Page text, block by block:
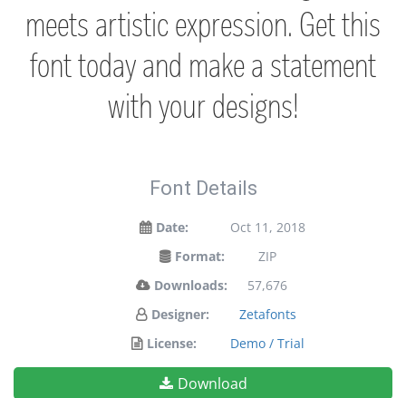
meets artistic expression. Get this
font today and make a statement
with your designs!
Font Details
Date:
Oct 11, 2018
Format:
ZIP
Downloads:
57,676
Designer:
Zetafonts
License:
Demo / Trial
Download